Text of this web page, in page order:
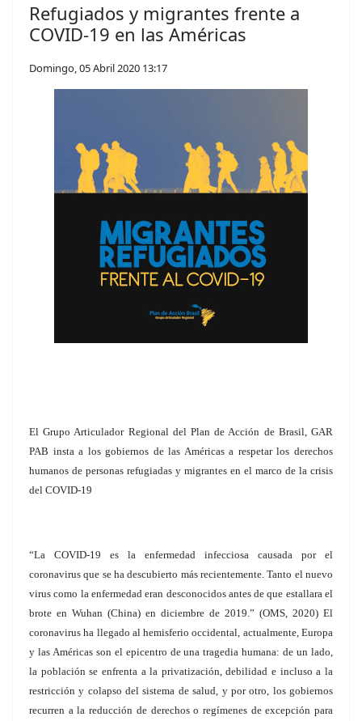
Refugiados y migrantes frente a
COVID-19 en las Américas
Domingo, 05 Abril 2020 13:17
El Grupo Articulador Regional del Plan de Acción de Brasil, GAR
PAB insta a los gobiernos de las Américas a respetar los derechos
humanos de personas refugiadas y migrantes en el marco de la crisis
del COVID-19
“La COVID-19 es la enfermedad infecciosa causada por el
coronavirus que se ha descubierto más recientemente. Tanto el nuevo
virus como la enfermedad eran desconocidos antes de que estallara el
brote en Wuhan (China) en diciembre de 2019.” (OMS, 2020) El
coronavirus ha llegado al hemisferio occidental, actualmente, Europa
y las Américas son el epicentro de una tragedia humana: de un lado,
la población se enfrenta a la privatización, debilidad e incluso a la
restricción y colapso del sistema de salud, y por otro, los gobiernos
recurren a la reducción de derechos o regímenes de excepción para